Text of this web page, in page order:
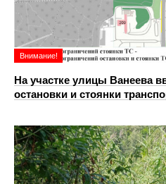
Внимание!
На участке улицы Ванеева
остановки и стоянки